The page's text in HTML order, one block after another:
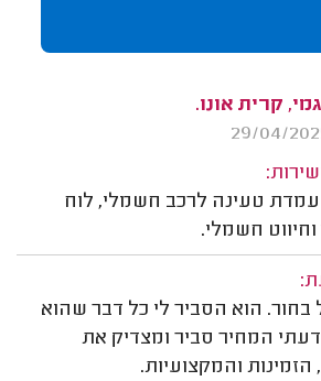
קרית אונו.
טעינה לרכב חשמלי, לוח
וחיווט חשמלי.
הוא הסביר לי כל דבר שהוא
המחיר סביר ומצדיק את
הזמינות והמקצועיות.